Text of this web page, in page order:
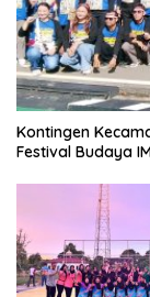
Kontingen
Festival Budaya